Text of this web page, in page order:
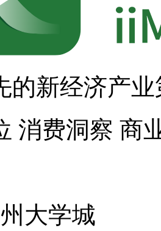
的新经济产
消费洞察 商
大学城